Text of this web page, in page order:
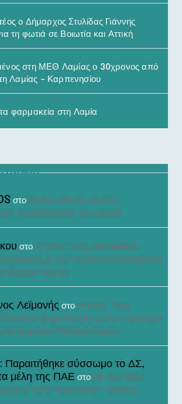
ο Δήμαρχος Στυλίδας Γιάννης
τη φωτιά σε Βοιωτία και Αττική
στη ΜΕΘ Λαμίας ο 30χρονος από
Λαμίας – Καρπενησίου
φαρμακεία στη Λαμία
στο Βγήκε είδηση για τους
λογαριασμούς του νερού!
στο «Εκτός Ύλης reloaded»:
με τον Γεράσιμο Σκιαδαρέση
Θέατρο Λαμίας
Λεϊμονής στο «Εκτός Ύλης
εξομολόγηση με τον Γεράσιμο
Δημοτικό Θέατρο Λαμίας
Παραιτήθηκε σύσσωμο το ΔΣ,
μέλη της ΠΑΕ στο Με τον Νίκο
ο ΠΑΣ Λαμία στη Γ’ Εθνική